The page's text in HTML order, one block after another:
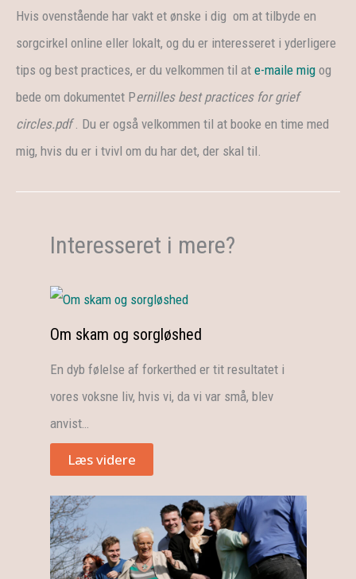
Hvis ovenstående har vakt et ønske i dig om at tilbyde en
sorgcirkel online eller lokalt, og du er interesseret i yderligere
tips og best practices, er du velkommen til at e-maile mig og
bede om dokumentet Pernilles best practices for grief
circles.pdf. Du er også velkommen til at booke en time med
mig, hvis du er i tvivl om du har det, der skal til.
Interesseret i mere?
Om skam og sorgløshed
En dyb følelse af forkerthed er tit resultatet i
vores voksne liv, hvis vi, da vi var små, blev
anvist…
Læs videre